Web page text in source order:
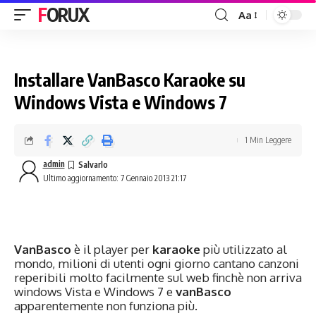
FORUX Aa
Installare VanBasco Karaoke su
Windows Vista e Windows 7
Ultimo aggiornamento: 7 Gennaio 2013 21:17
admin
1 Min Leggere
VanBasco è il player per karaokepiù utilizzato al
mondo, milioni di utenti ogni giorno cantano canzoni
reperibili molto facilmente sul web finchè non arriva
windows Vista e Windows 7 e vanBasco
apparentemente non funziona più.